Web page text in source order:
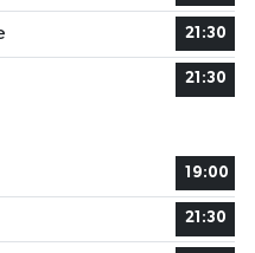
21:30
21:30
19:00
21:30